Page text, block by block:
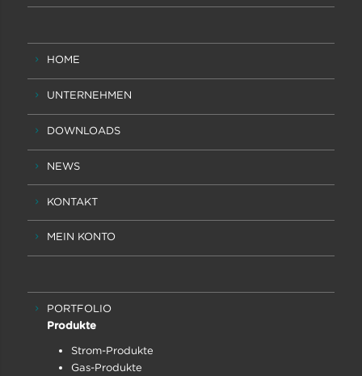
HOME
UNTERNEHMEN
DOWNLOADS
NEWS
KONTAKT
MEIN KONTO
PORTFOLIO
Produkte
Strom-Produkte
Gas-Produkte